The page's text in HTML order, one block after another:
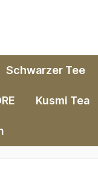
Schwarzer Tee
Kusmi Tea